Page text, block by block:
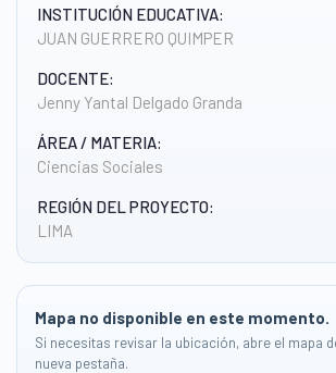
INSTITUCIÓN EDUCATIVA:
JUAN GUERRERO QUIMPER
DOCENTE:
Jenny Yantal Delgado Granda
ÁREA / MATERIA:
Ciencias Sociales
REGIÓN DEL PROYECTO:
LIMA
Mapa no disponible en este momento.
Si necesitas revisar la ubicación, abre el mapa
nueva pestaña.